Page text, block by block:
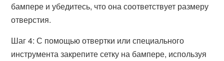
бампере и убедитесь, что она соответствует размеру
отверстия.
Шаг 4: С помощью отвертки или специального
инструмента закрепите сетку на бампере, используя